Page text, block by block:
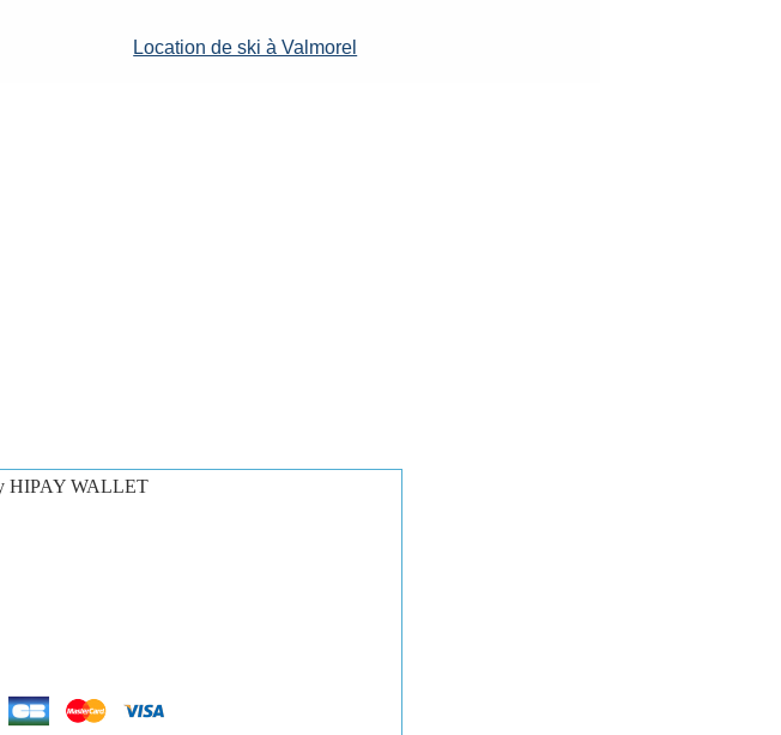
Location de ski à Valmorel
HIPAY WALLET